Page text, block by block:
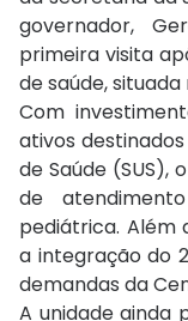
governador,
primeira visita
de saúde,
Com
ativos
de Saúde (SUS),
de
pediátrica. Além
a integração do
demandas da
A unidade ainda